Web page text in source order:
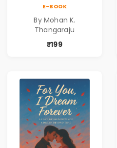
never expected his
love to fight back.
E-BOOK
By Mohan K.
Thangaraju
₹199